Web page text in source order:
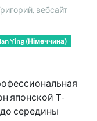
вебсайт
Ying (Німеччина)
японской T-
до середины